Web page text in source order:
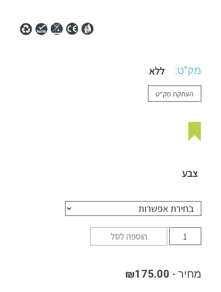
מק"ט: ללא
העתקת מק“ט
צבע
הוספה לסל
₪175.00